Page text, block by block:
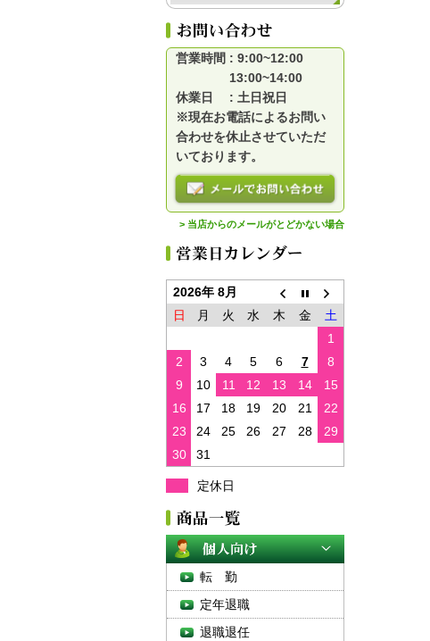
営業時間 : 9:00~12:00
13:00~14:00
休業日 : 土日祝日
※現在お電話によるお問い
合わせを休止させていただ
いております。
> 当店からのメールがとどかない場合
2026年 8月
日
月 火 水 木 金
土
1
2
3 4 5 6 7
8
9
10 11 12 13 14
15
16
17 18 19 20 21
22
23
24 25 26 27 28
29
30
31
定休日
転 勤
定年退職
退職退任